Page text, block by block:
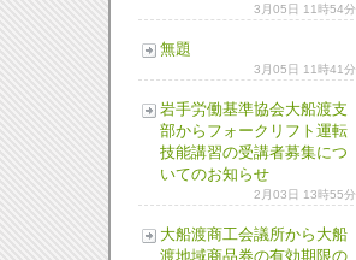
3月05日 11時54分
無題
3月05日 11時41分
岩手労働基準協会大船渡支
部からフォークリフト運転
技能講習の受講者募集につ
いてのお知らせ
2月03日 13時55分
大船渡商工会議所から大船
渡地域商品券の有効期限の